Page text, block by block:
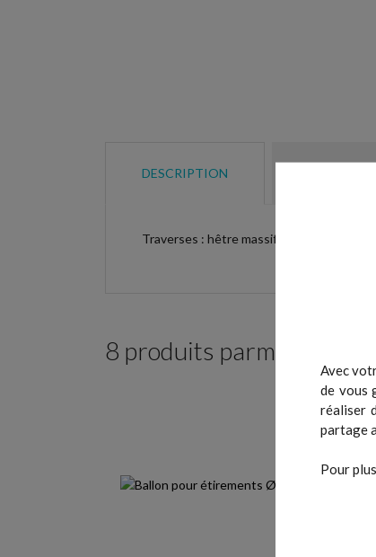
Avec
de vous
réaliser
partage
Pour
DESCRIPTION
Traverses : hêtre massif de 3,8 cm de
8 produits parmi ceux de